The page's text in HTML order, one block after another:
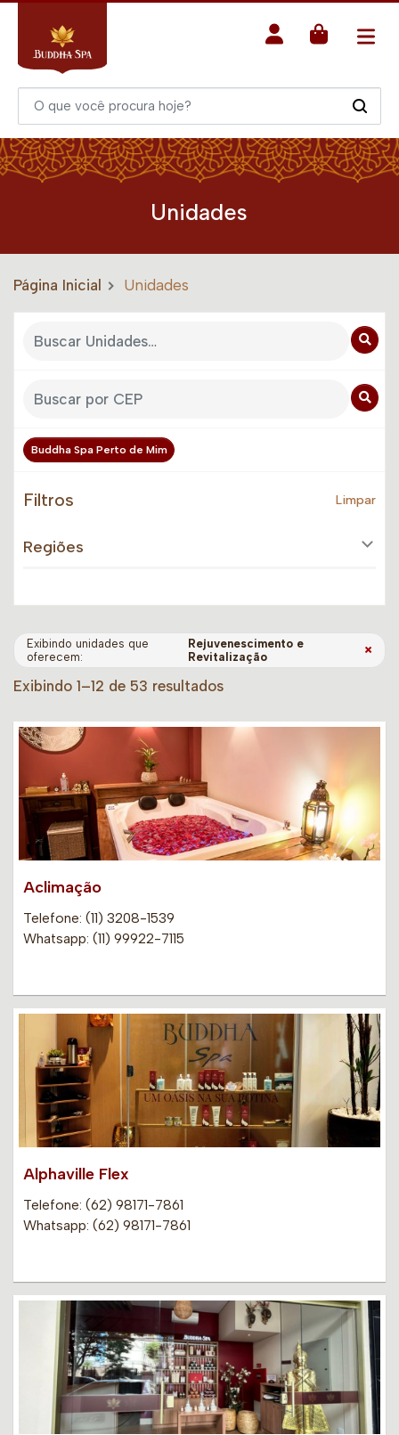
Unidades
Página Inicial Unidades
Buddha Spa Perto de Mim
Filtros Limpar
Regiões
Exibindo unidades que
oferecem:
Rejuvenescimento e
Revitalização
×
Exibindo 1–12 de 53 resultados
Aclimação
Telefone: (11) 3208-1539
Whatsapp: (11) 99922-7115
Alphaville Flex
Telefone: (62) 98171-7861
Whatsapp: (62) 98171-7861